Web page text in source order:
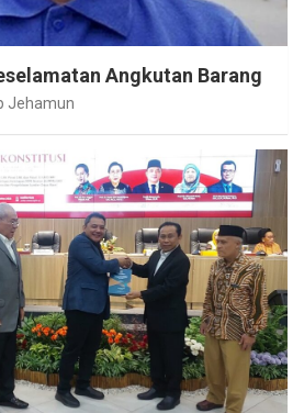
Angkutan Barang
Jehamun